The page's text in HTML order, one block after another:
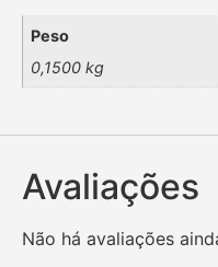
Peso
0,1500 kg
Avaliações
Não há avaliações